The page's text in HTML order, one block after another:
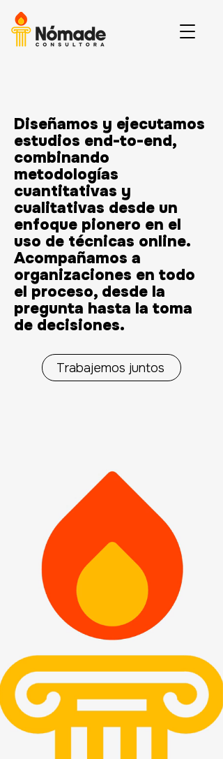
Diseñamos y ejecutamos
estudios end-to-end,
combinando
metodologías
cuantitativas y
cualitativas desde un
enfoque pionero en el
uso de técnicas online.
Acompañamos a
organizaciones en todo
el proceso, desde la
pregunta hasta la toma
de decisiones.
Trabajemos juntos